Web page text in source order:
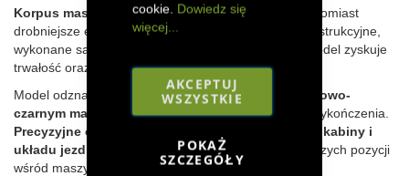
cookie. Dowiedz się
więcej...
AKCEPTUJ
WSZYSTKIE
POKAŻ
SZCZEGÓŁY
Korpus maszyny wykonano głównie z metalu
, natomiast
drobniejsze elementy, takie jak osłony czy detale konstrukcyjne,
wykonane są z tworzywa sztucznego. Dzięki temu model zyskuje
trwałość oraz wyjątkowy realizm.
Model odznacza się charakterystycznym
pomarańczowo-
czarnym malowaniemoraz bardzo dobrą jakością wykończenia.
Precyzyjne odwzorowanie elementów roboczych, kabiny i
układu jezdnego
sprawia, że jest to jedna z ciekawszych pozycji
wśród maszyn specjalistycznych w tej skali.